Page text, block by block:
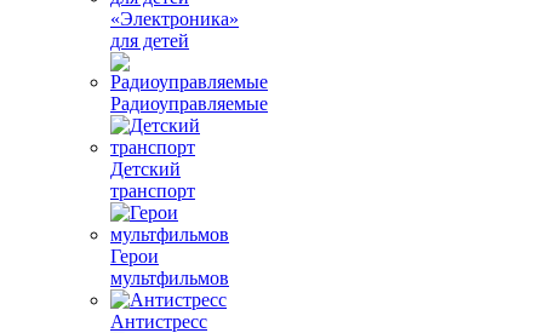
«Электроника»
для детей
Радиоуправляемые
Детский
транспорт
Герои
мультфильмов
Антистресс